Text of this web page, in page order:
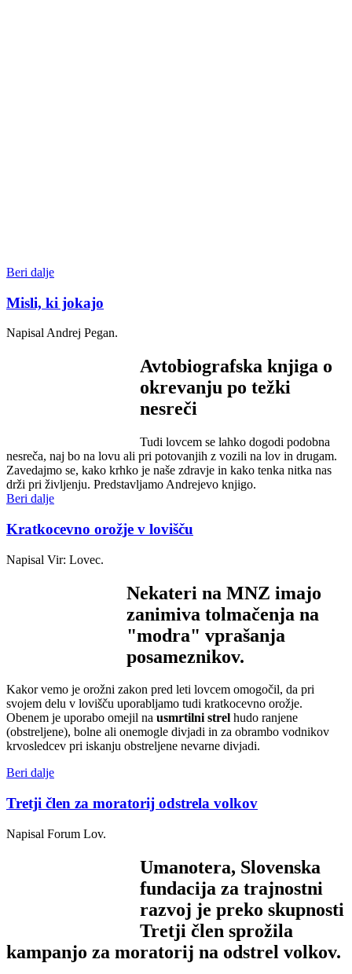
Beri dalje
Misli, ki jokajo
Napisal Andrej Pegan.
Avtobiografska knjiga o
okrevanju po težki
nesreči
Tudi lovcem se lahko dogodi podobna
nesreča, naj bo na lovu ali pri potovanjih z vozili na lov in drugam.
Zavedajmo se, kako krhko je naše zdravje in kako tenka nitka nas
drži pri življenju. Predstavljamo Andrejevo knjigo.
Beri dalje
Kratkocevno orožje v lovišču
Napisal Vir: Lovec.
Nekateri na MNZ imajo
zanimiva tolmačenja na
"modra" vprašanja
posameznikov.
Kakor vemo je orožni zakon pred leti lovcem omogočil, da pri
svojem delu v lovišču uporabljamo tudi kratkocevno orožje.
Obenem je uporabo omejil na usmrtilni strel hudo ranjene
(obstreljene), bolne ali onemogle divjadi in za obrambo vodnikov
krvosledcev pri iskanju obstreljene nevarne divjadi.
Beri dalje
Tretji člen za moratorij odstrela volkov
Napisal Forum Lov.
Umanotera, Slovenska
fundacija za trajnostni
razvoj je preko skupnosti
Tretji člen sprožila
kampanjo za moratorij na odstrel volkov.